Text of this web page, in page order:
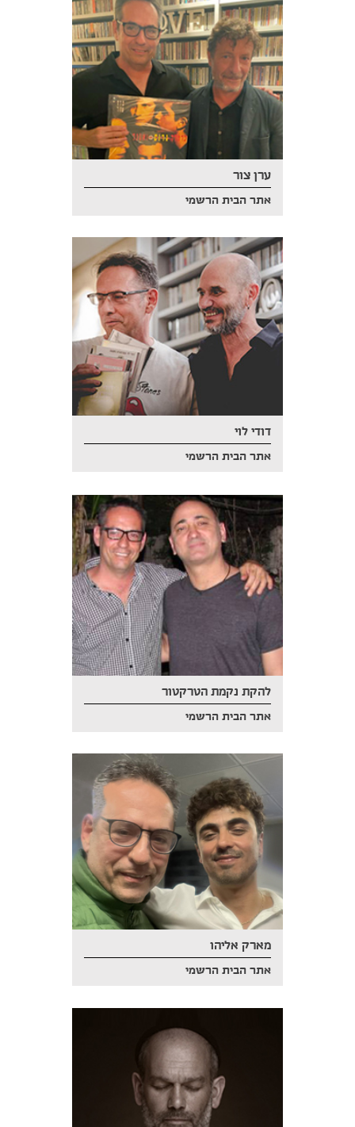
ערן צור
אתר הבית הרשמי
דודי לוי
אתר הבית הרשמי
להקת נקמת הטרקטור
אתר הבית הרשמי
מארק אליהו
אתר הבית הרשמי